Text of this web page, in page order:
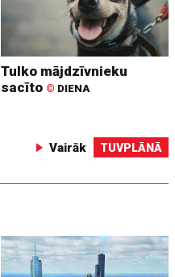
Tulko mājdzīvnieku
sacīto © DIENA
Vairāk TUVPLĀNĀ